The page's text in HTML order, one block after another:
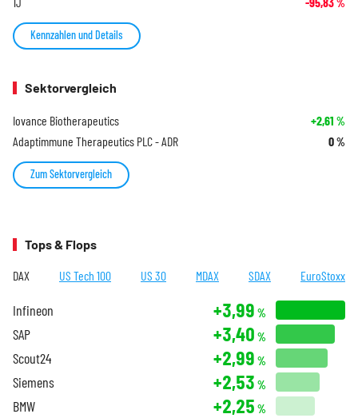
Kennzahlen und Details
Sektorvergleich
Iovance Biotherapeutics +2,61 %
Adaptimmune Therapeutics PLC - ADR 0%
Zum Sektorvergleich
Tops & Flops
DAX US Tech 100 US 30 MDAX SDAX EuroStoxx
Infineon +3,99 %
SAP +3,40 %
Scout24 +2,99 %
Siemens +2,53 %
BMW +2,25 %